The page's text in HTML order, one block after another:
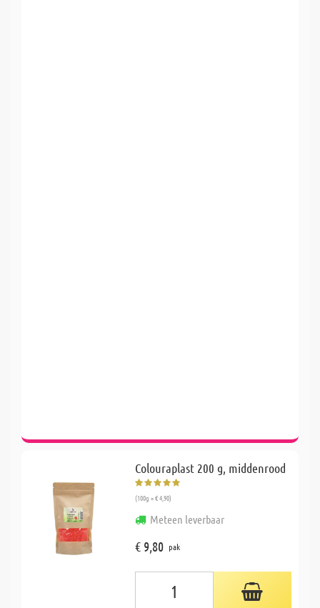
Colouraplast 200 g, middenrood
(100g = € 4,90)
Meteen leverbaar
€ 9,80 pak